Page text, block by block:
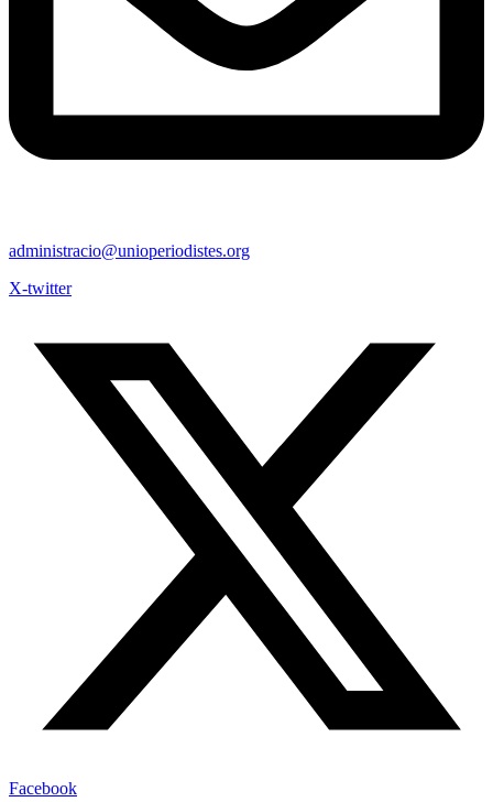
administracio@unioperiodistes.org
X-twitter
Facebook